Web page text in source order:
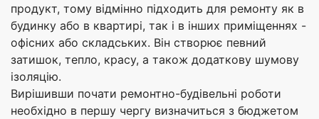
продукт, тому відмінно підходить для ремонту як в
будинку або в квартирі, так і в інших приміщеннях -
офісних або складських. Він створює певний
затишок, тепло, красу, а також додаткову шумову
ізоляцію.
Вирішивши почати ремонтно-будівельні роботи
необхідно в першу чергу визначиться з бюджетом